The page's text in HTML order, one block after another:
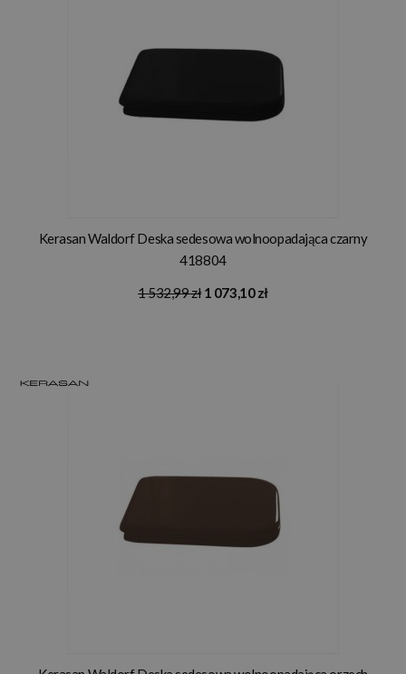
Kerasan Waldorf Deska sedesowa wolnoopadająca czarny
418804
1 532,99 zł 1 073,10 zł